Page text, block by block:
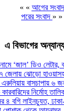
« « আগের সংবাদ
পরের সংবাদ » »
এ বিভাগের
‘জাল’ ডিও লেটার,
৭ জেলায় ঝোড়ো
এরুলিয়ায় বাসচাপায়
নির্মোহ
৪ বগি লাইনচ্যুত,